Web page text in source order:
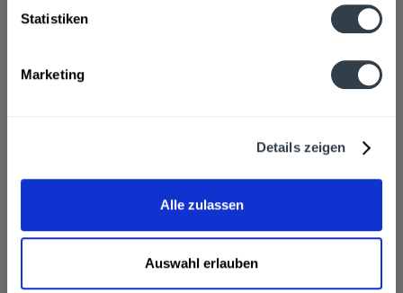
Statistiken
Marketing
Details zeigen
Alle zulassen
Auswahl erlauben
Remstalkellerei Korber Kopf Trollinger QbA 1l
ab 7,19 € *
In den Warenkorb